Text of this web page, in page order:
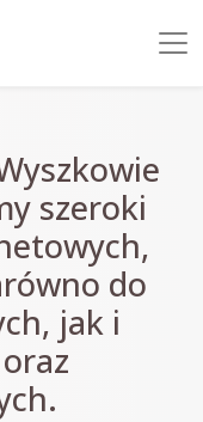
szeroki
do
jak i